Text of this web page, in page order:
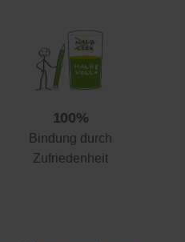
100%
Bindung durch
Zufriedenheit